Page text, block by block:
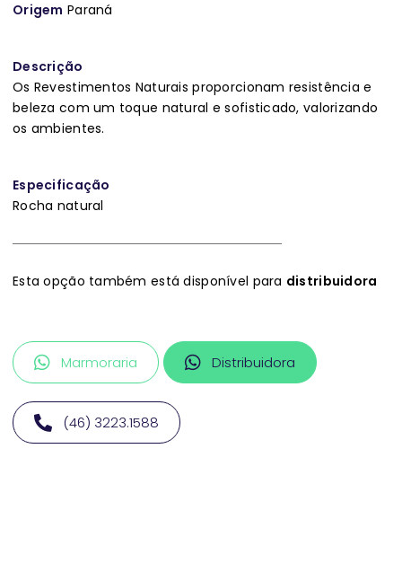
Origem Paraná
Descrição
Os Revestimentos Naturais proporcionam resistência e
beleza com um toque natural e sofisticado, valorizando
os ambientes.
Especificação
Rocha natural
Esta opção também está disponível para distribuidora
Marmoraria Distribuidora
(46) 3223.1588